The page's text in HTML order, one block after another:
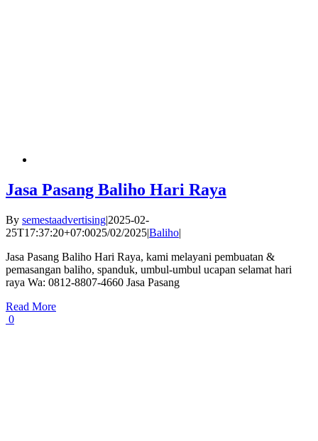
Jasa Pasang Baliho Hari Raya
By semestaadvertising|2025-02-
25T17:37:20+07:0025/02/2025|Baliho|
Jasa Pasang Baliho Hari Raya, kami melayani pembuatan &
pemasangan baliho, spanduk, umbul-umbul ucapan selamat hari
raya Wa: 0812-8807-4660 Jasa Pasang
Read More
0